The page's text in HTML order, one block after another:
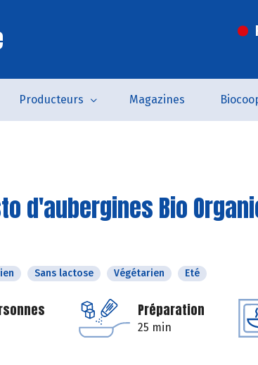
Producteurs Magazines
d'aubergines Bio
Sans lactose Végétarien Eté
Préparation
25 min